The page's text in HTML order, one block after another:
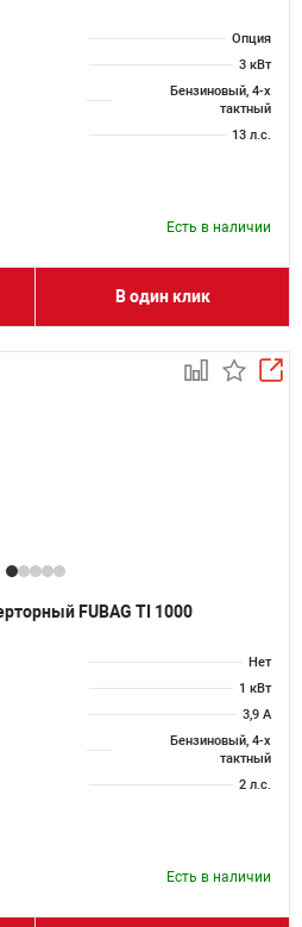
Опция
3 кВт
Бензиновый, 4-х
тактный
13 л.с.
Есть в наличии
В один клик
FUBAG TI 1000
Нет
1 кВт
3,9 А
Бензиновый, 4-х
тактный
2 л.с.
Есть в наличии